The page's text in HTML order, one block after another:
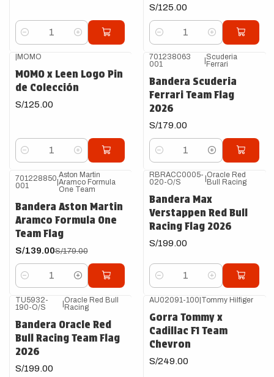
Cantidad
S/125.00
Cantidad
MOMO
MOMO x Leen Logo Pin
de Colección
S/125.00
Cantidad
701238063
001
Scuderia
Ferrari
Bandera Scuderia
Ferrari Team Flag
2026
S/179.00
Cantidad
-22%OFF
701228850
001
Aston Martin
Aramco Formula
One Team
Bandera Aston Martin
Aramco Formula One
Team Flag
S/139.00S/179.00
Cantidad
RBRACC0005-
020-O/S
Oracle Red
Bull Racing
Bandera Max
Verstappen Red Bull
Racing Flag 2026
S/199.00
Cantidad
TU5932-
190-O/S
Oracle Red Bull
Racing
Bandera Oracle Red
Bull Racing Team Flag
2026
S/199.00
AU02091-100 Tommy Hilfiger
Gorra Tommy x
Cadillac F1 Team
Chevron
S/249.00